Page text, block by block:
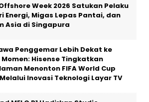
Week 2026 Satukan Pelaku
Energi, Migas Lepas Pantai, dan
Asia di Singapura
Penggemar Lebih Dekat ke
Hisense Tingkatkan
Menonton FIFA World Cup
Inovasi Teknologi Layar TV